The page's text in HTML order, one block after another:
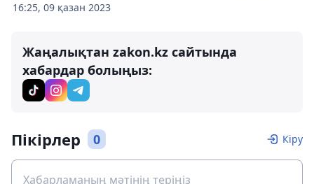
16:25, 09 қазан 2023
Жаңалықтан zakon.kz сайтында
хабардар болыңыз:
Пікірлер 0 Кіру